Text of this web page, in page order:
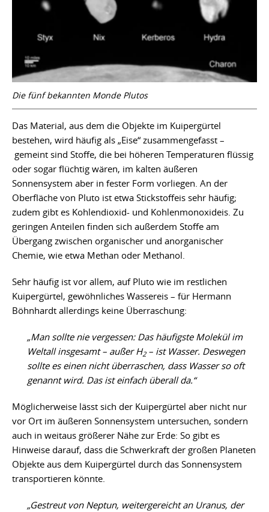
Die fünf bekannten Monde Plutos
Das Material, aus dem die Objekte im Kuipergürtel
bestehen, wird häufig als „Eise“ zusammengefasst –
gemeint sind Stoffe, die bei höheren Temperaturen flüssig
oder sogar flüchtig wären, im kalten äußeren
Sonnensystem aber in fester Form vorliegen. An der
Oberfläche von Pluto ist etwa Stickstoffeis sehr häufig;
zudem gibt es Kohlendioxid- und Kohlenmonoxideis. Zu
geringen Anteilen finden sich außerdem Stoffe am
Übergang zwischen organischer und anorganischer
Chemie, wie etwa Methan oder Methanol.
Sehr häufig ist vor allem, auf Pluto wie im restlichen
Kuipergürtel, gewöhnliches Wassereis – für Hermann
Böhnhardt allerdings keine Überraschung:
„Man sollte nie vergessen: Das häufigste Molekül im
Weltall insgesamt – außer H2– ist Wasser. Deswegen
sollte es einen nicht überraschen, dass Wasser so oft
genannt wird. Das ist einfach überall da.“
Möglicherweise lässt sich der Kuipergürtel aber nicht nur
vor Ort im äußeren Sonnensystem untersuchen, sondern
auch in weitaus größerer Nähe zur Erde: So gibt es
Hinweise darauf, dass die Schwerkraft der großen Planeten
Objekte aus dem Kuipergürtel durch das Sonnensystem
transportieren könnte.
„Gestreut von Neptun, weitergereicht an Uranus, der